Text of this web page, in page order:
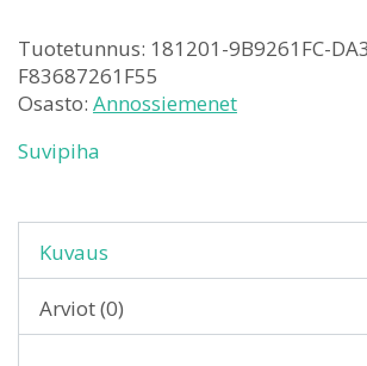
Tuotetunnus: 181201-9B9261FC-
F83687261F55
Osasto: Annossiemenet
Suvipiha
Kuvaus
Arviot (0)